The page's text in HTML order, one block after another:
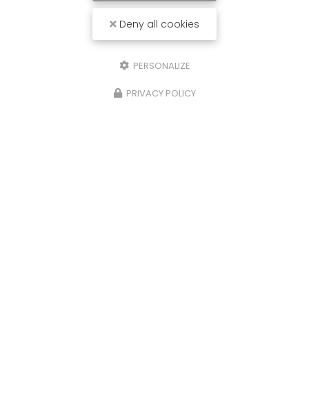
Deny all cookies
PERSONALIZE
PRIVACY POLICY